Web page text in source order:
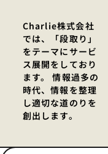
Charlie株式会社
では、「段取り」
をテーマにサービ
ス展開をしており
ます。 情報過多の
時代、情報を整理
し適切な道のりを
創出します。